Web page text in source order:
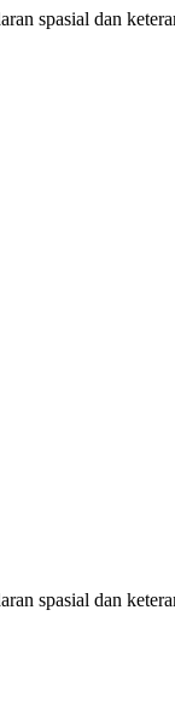
spasial dan
spasial dan